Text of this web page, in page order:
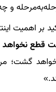
و
بر اهمیت
قطع
گشت؛